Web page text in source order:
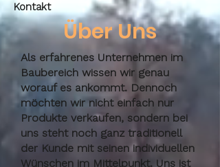
Kontakt
Über Uns
Als erfahrenes Unternehmen im
Baubereich wissen wir genau
worauf es ankommt. Dennoch
möchten wir nicht einfach nur
Produkte verkaufen, sondern bei
uns steht noch ganz traditionell
der Kunde mit seinen individuellen
Wünschen im Mittelpunkt. Uns ist